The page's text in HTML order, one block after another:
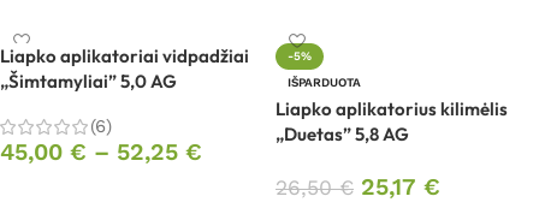
Liapko aplikatoriai vidpadžiai
„Šimtamyliai” 5,0 AG
(6)
45,00 € – 52,25 €
-5%
IŠPARDUOTA
Liapko aplikatorius kilimėlis
„Duetas” 5,8 AG
26,50€ 25,17 €